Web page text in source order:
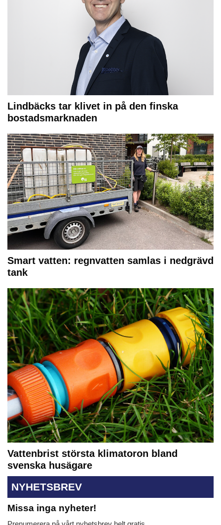
Lindbäcks tar klivet in på den finska
bostadsmarknaden
Smart vatten: regnvatten samlas i nedgrävd
tank
Vattenbrist största klimatoron bland
svenska husägare
NYHETSBREV
Missa inga nyheter!